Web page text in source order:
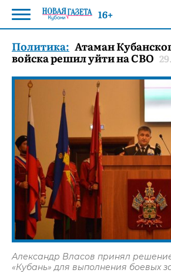
Политика: Атаман
войска решил уйти на СВО
Александр Власов принял
«Кубань» для выполнения боевых
16+